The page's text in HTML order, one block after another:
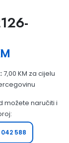
7,00 KM za cijelu
možete naručiti i
042 588